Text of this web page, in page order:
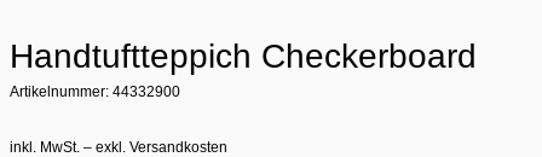
Handtuftteppich Checkerboard
Artikelnummer: 44332900
inkl. MwSt. – exkl. Versandkosten